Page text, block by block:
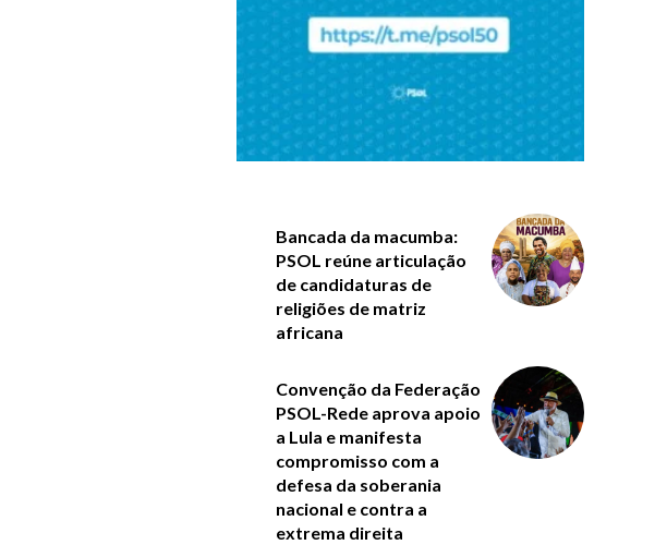
Bancada da macumba:
PSOL reúne articulação
de candidaturas de
religiões de matriz
africana
Convenção da Federação
PSOL-Rede aprova apoio
a Lula e manifesta
compromisso com a
defesa da soberania
nacional e contra a
extrema direita